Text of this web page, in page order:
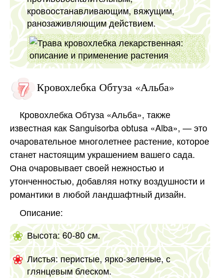
кровоостанавливающим, вяжущим,
ранозаживляющим действием.
Кровохлебка Обтуза «Альба»
Кровохлебка Обтуза «Альба», также
известная как Sanguisorba obtusa «Alba», — это
очаровательное многолетнее растение, которое
станет настоящим украшением вашего сада.
Она очаровывает своей нежностью и
утонченностью, добавляя нотку воздушности и
романтики в любой ландшафтный дизайн.
Описание:
Высота: 60-80 см.
Листья: перистые, ярко-зеленые, с
глянцевым блеском.